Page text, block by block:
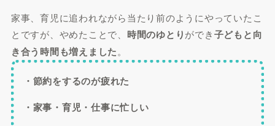
家事、育児に追われながら当たり前のようにやっていたこ
とですが、やめたことで、 時間のゆとりができ子どもと向
き合う時間も増えました。
・節約をするのが疲れた
・家事・育児・仕事に忙しい